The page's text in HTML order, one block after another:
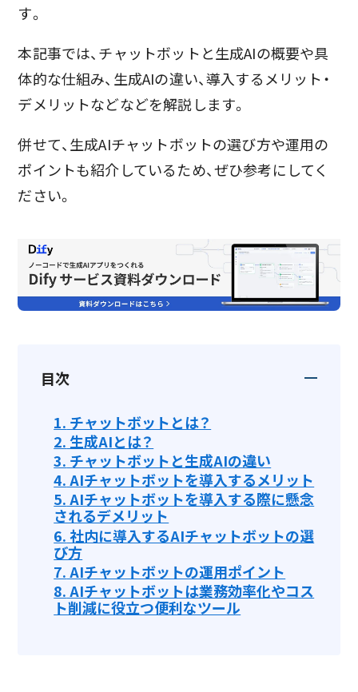
す。
本記事では、チャットボットと生成AIの概要や具
体的な仕組み、生成AIの違い、導入するメリット・
デメリットなどなどを解説します。
併せて、生成AIチャットボットの選び方や運用の
ポイントも紹介しているため、ぜひ参考にしてく
ださい。
目次
1. チャットボットとは？
2.生成AIとは？
3. チャットボットと生成AIの違い
4.AIチャットボットを導入するメリット
5.AIチャットボットを導入する際に懸念
されるデメリット
6. 社内に導入するAIチャットボットの選
び方
7.AIチャットボットの運用ポイント
8.AIチャットボットは業務効率化やコス
ト削減に役立つ便利なツール